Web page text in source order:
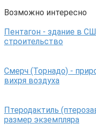
Возможно интересно
Пентагон - здание в
строительство
Смерч (Торнадо) -
вихря воздуха
Птеродактиль
размер экземпляра